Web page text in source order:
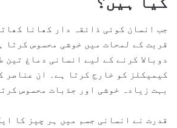
جب انسان کوئی ذائقہ دار کھانا
قربت کے لمحات میں خوشی محسوس کرتا
دوبالا کرنے کے لیے انسانی دماغ تین
کیمیکلز کو خارج کرتا ہے۔ ان عناصر
بہت زیادہ خوشی اور جذبات محسوس
قدرت نے انسانی جسم میں ہر چیز کا